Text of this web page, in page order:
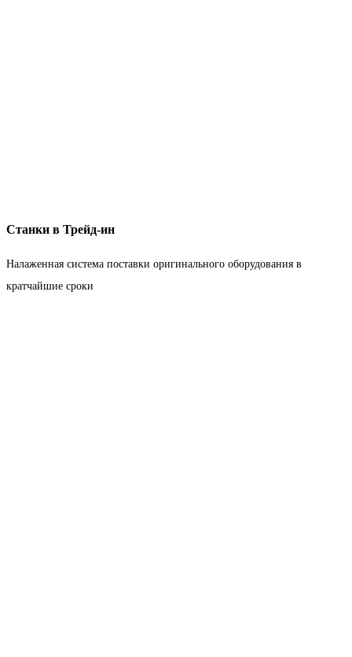
Станки в Трейд-ин
Налаженная система поставки оригинального оборудования в
кратчайшие сроки